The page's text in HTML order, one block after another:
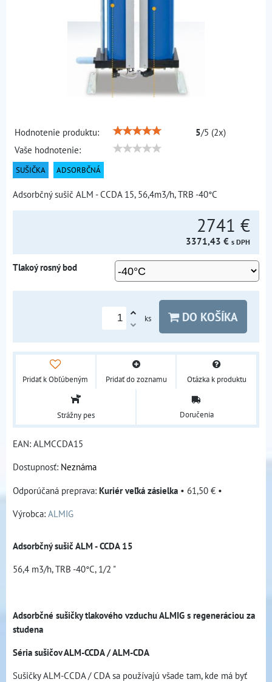
Hodnotenie produktu: 5/5 (2x)
Vaše hodnotenie:
SUŠIČKA ADSORBČNÁ
Adsorbčný sušič ALM - CCDA 15, 56,4m3/h, TRB -40°C
2741 €
3371,43 € s DPH
Tlakoý rosný bod
ks DO KOŠÍKA
Pridať k Obľúbeným Pridať do zoznamu Otázka k produktu
Strážny pes Doručenia
EAN: ALMCCDA15
Dostupnosť: Neznáma
Kuriér veľká zásielka • 61,50 € •
Výrobca: ALMIG
Adsorbčný sušič ALM - CCDA 15
56,4 m3/h, TRB -40°C, 1/2 "
Adsorbčné sušičky tlakového vzduchu ALMIG s regeneráciou za
studena
Séria sušičov ALM-CCDA / ALM-CDA
Sušičky ALM-CCDA / CDA sa používajú všade tam, kde má byť